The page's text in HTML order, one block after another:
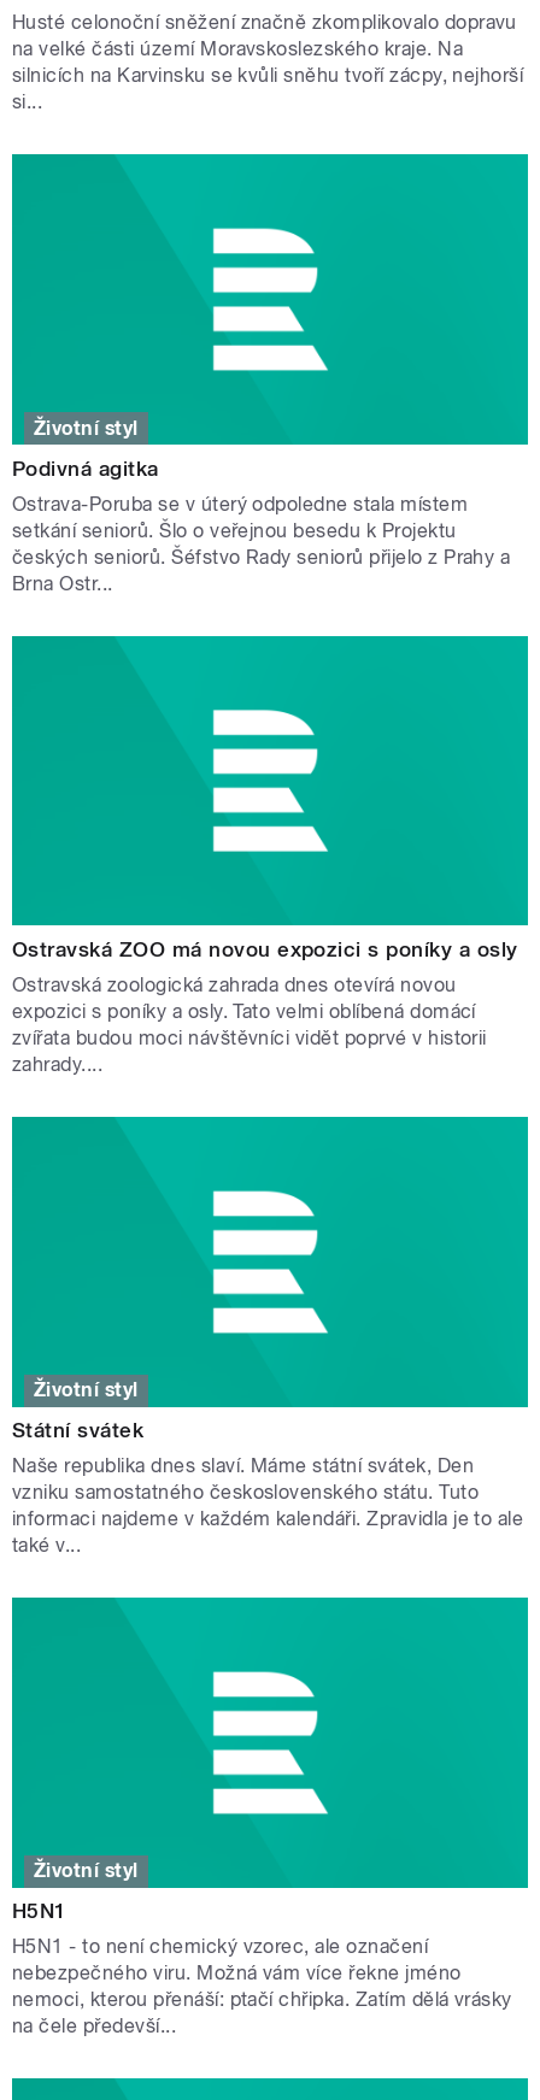
Husté celonoční sněžení značně zkomplikovalo dopravu
na velké části území Moravskoslezského kraje. Na
silnicích na Karvinsku se kvůli sněhu tvoří zácpy, nejhorší
si...
Životní styl
Podivná agitka
Ostrava-Poruba se v úterý odpoledne stala místem
setkání seniorů. Šlo o veřejnou besedu k Projektu
českých seniorů. Šéfstvo Rady seniorů přijelo z Prahy a
Brna Ostr...
Ostravská ZOO má novou expozici s poníky a osly
Ostravská zoologická zahrada dnes otevírá novou
expozici s poníky a osly. Tato velmi oblíbená domácí
zvířata budou moci návštěvníci vidět poprvé v historii
zahrady....
Životní styl
Státní svátek
Naše republika dnes slaví. Máme státní svátek, Den
vzniku samostatného československého státu. Tuto
informaci najdeme v každém kalendáři. Zpravidla je to ale
také v...
Životní styl
H5N1
H5N1 - to není chemický vzorec, ale označení
nebezpečného viru. Možná vám více řekne jméno
nemoci, kterou přenáší: ptačí chřipka. Zatím dělá vrásky
na čele předevší...